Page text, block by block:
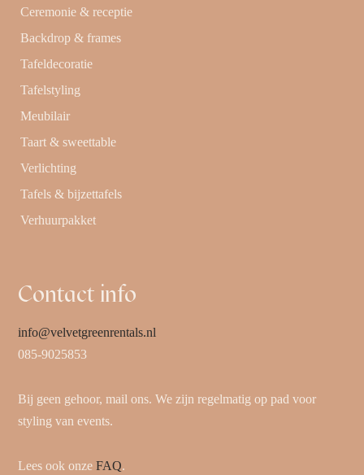
Ceremonie & receptie
Backdrop & frames
Tafeldecoratie
Tafelstyling
Meubilair
Taart & sweettable
Verlichting
Tafels & bijzettafels
Verhuurpakket
Contact info
info@velvetgreenrentals.nl
085-9025853
Bij geen gehoor, mail ons. We zijn regelmatig op pad voor
styling van events.
Lees ook onzeFAQ.